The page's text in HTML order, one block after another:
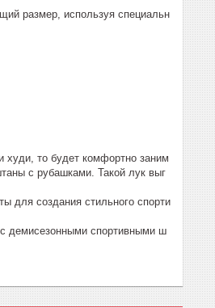
размер, используя специальн
худи, то будет комфортно заним
с рубашками. Такой лук выг
для создания стильного спорти
с демисезонными спортивными ш